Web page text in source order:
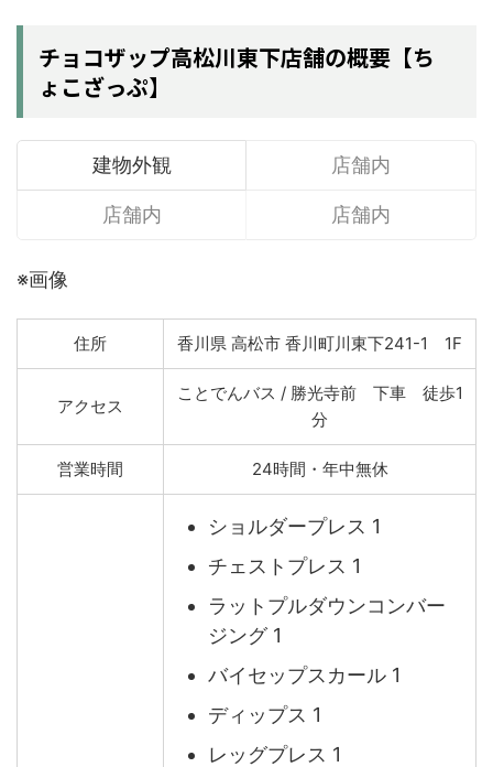
チョコザップ高松川東下店舗の概要【ち
ょこざっぷ】
建物外観 店舗内
店舗内 店舗内
※画像
住所 香川県 高松市 香川町川東下241-1 1F
アクセス
ことでんバス / 勝光寺前 下車 徒歩1
分
営業時間 24時間・年中無休
ショルダープレス 1
チェストプレス 1
ラットプルダウンコンバー
ジング 1
バイセップスカール 1
ディップス 1
レッグプレス 1